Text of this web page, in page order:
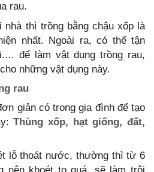
rau.
nhà thì trồng bằng chậu xốp là
nhất. Ngoài ra, có thể tận
để làm vật dụng trồng rau,
những vật dụng này.
rau
giản có trong gia đình để tạo
Thùng xốp, hạt giống, đất,
lỗ thoát nước, thường thì từ 6